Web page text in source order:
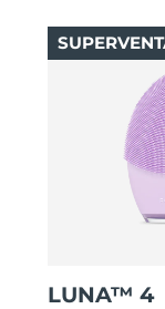
LUNA™ 4